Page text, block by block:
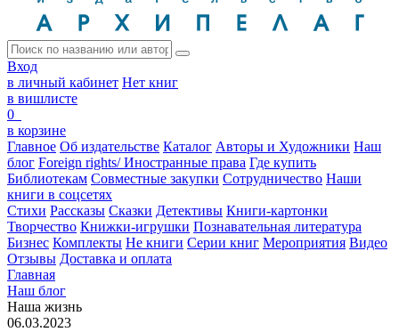
Вход
в личный кабинет Нет книг
в вишлисте
0
в корзине
Главное Об издательстве Каталог Авторы и Художники Наш
блог Foreign rights/ Иностранные права Где купить
Библиотекам Совместные закупки Сотрудничество Наши
книги в соцсетях
Стихи Рассказы Сказки Детективы Книги-картонки
Творчество Книжки-игрушки Познавательная литература
Бизнес Комплекты Не книги Серии книг Мероприятия Видео
Отзывы Доставка и оплата
Главная
Наш блог
Наша жизнь
06.03.2023